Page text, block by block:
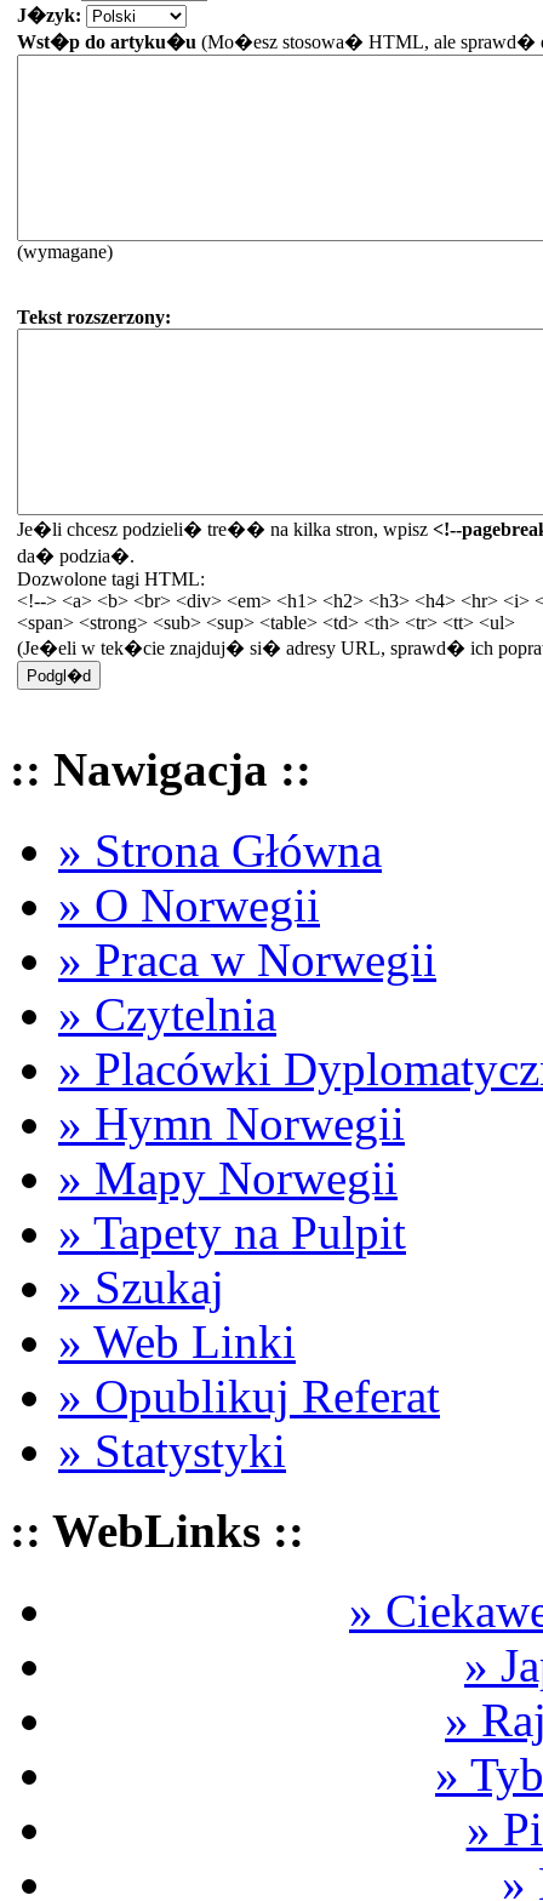
J�zyk:
Wst�p do artyku�u (Mo�esz stosowa� HTML, ale sprawd�
(wymagane)
Tekst rozszerzony:
Je�li chcesz podzieli� tre�� na kilka stron, wpisz <!--
da� podzia�.
Dozwolone tagi HTML:
<!--> <a> <b> <br> <div> <em> <h1> <h2> <h3> <h4> <hr> <i>
<span> <strong> <sub> <sup> <table> <td> <th> <tr> <tt> <ul>
(Je�eli w tek�cie znajduj� si� adresy URL, sprawd� ich
:: Nawigacja ::
» Strona Główna
» O Norwegii
» Praca w Norwegii
» Czytelnia
» Placówki
» Hymn Norwegii
» Mapy Norwegii
» Tapety na Pulpit
» Szukaj
» Web Linki
» Opublikuj Referat
» Statystyki
:: WebLinks ::
»
»
»
»
»
»